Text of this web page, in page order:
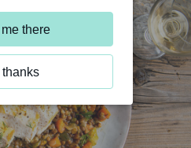
there
thanks